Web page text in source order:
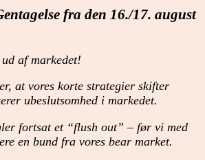
fra den 16./17. august
af markedet!
at vores korte strategier skifter
ubeslutsomhed i markedet.
fortsat et “flush out” – før vi med
en bund fra vores bear market.